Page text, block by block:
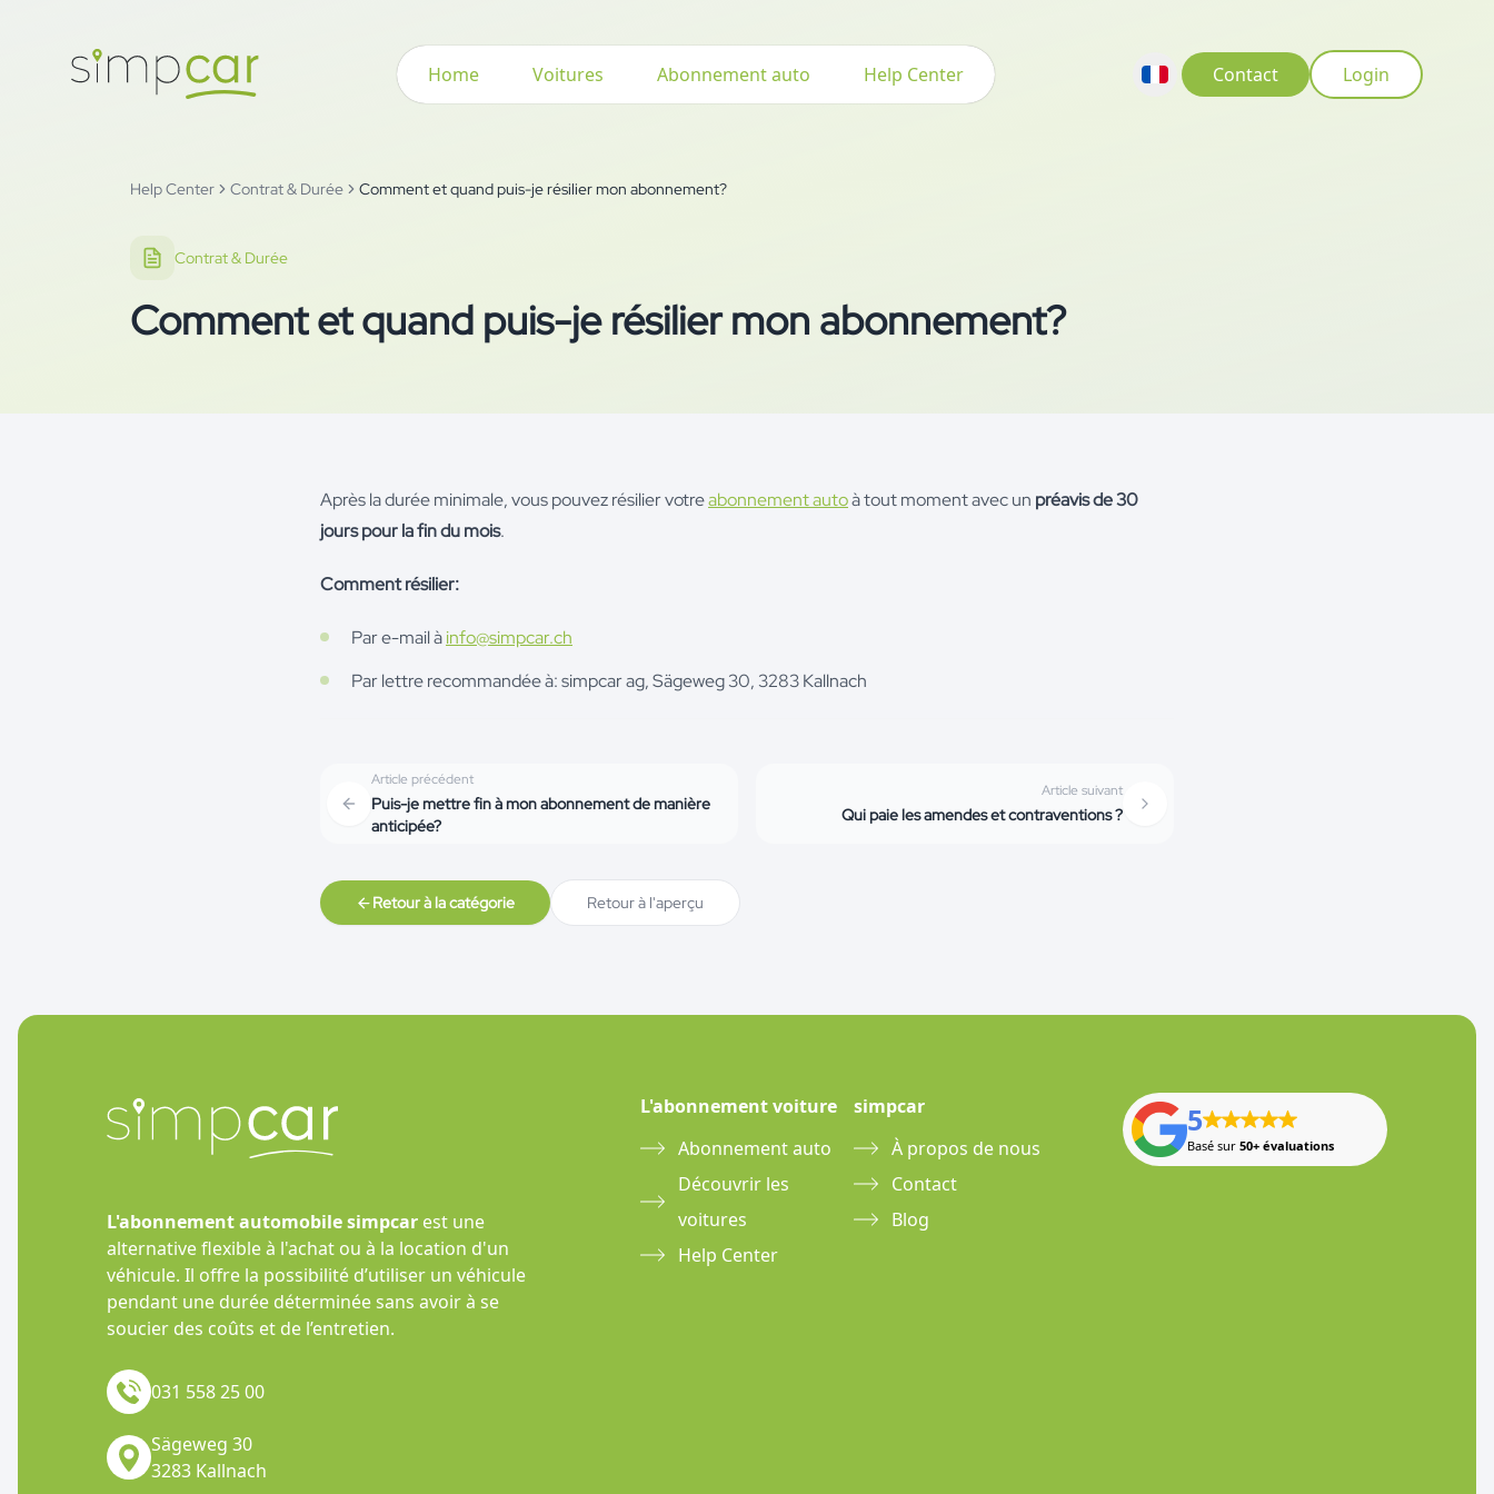
Home Voitures Abonnement auto Help Center Contact Login
Help Center Contrat & Durée Comment et quand puis-je résilier mon abonnement?
Contrat & Durée
Comment et quand puis-je résilier mon abonnement?
Après la durée minimale, vous pouvez résilier votreabonnement autoà tout moment avec un préavis de 30
jours pour la fin du mois.
Comment résilier:
Par e-mail àinfo@simpcar.ch
Par lettre recommandée à: simpcar ag, Sägeweg 30, 3283 Kallnach
Article précédent
Puis-je mettre fin à mon abonnement de manière
anticipée?
Article suivant
Qui paie les amendes et contraventions ?
Retour à la catégorie Retour à l'aperçu
L'abonnement automobile simpcar est une
alternative flexible à l'achat ou à la location d'un
véhicule. Il offre la possibilité d’utiliser un véhicule
pendant une durée déterminée sans avoir à se
soucier des coûts et de l’entretien.
031 558 25 00
Sägeweg 30
3283 Kallnach
L'abonnement voiture
Abonnement auto
Découvrir les
voitures
Help Center
simpcar
À propos de nous
Contact
Blog
5
Basé sur 50+ évaluations